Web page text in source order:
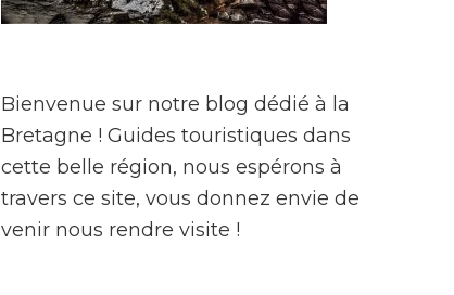
Bienvenue sur notre blog dédié à la
Bretagne ! Guides touristiques dans
cette belle région, nous espérons à
travers ce site, vous donnez envie de
venir nous rendre visite !